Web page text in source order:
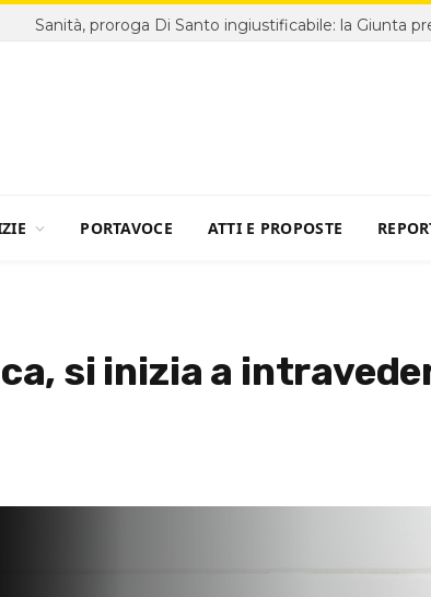
PORTAVOCE ATTI E PROPOSTE
si inizia a